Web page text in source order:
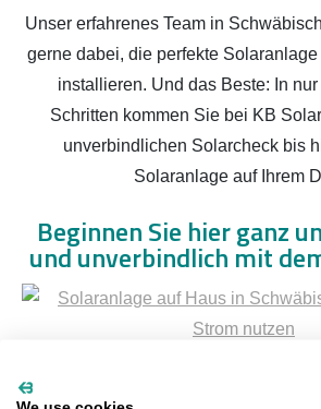
Unser erfahrenes Team in
gerne dabei, die perfekte
installieren. Und das Beste: In
Schritten kommen Sie bei KB
unverbindlichen Solarcheck bis
Solaranlage auf Ihrem
Beginnen Sie hier ganz
und unverbindlich mit